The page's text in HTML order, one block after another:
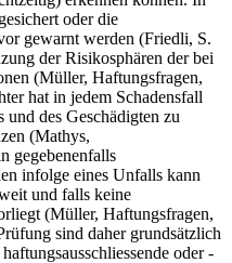
oder die
gewarnt werden (Friedli, S.
der Risikosphären der bei
(Müller, Haftungsfragen,
hat in jedem Schadensfall
und des Geschädigten zu
(Mathys,
gegebenenfalls
infolge eines Unfalls kann
und falls keine
(Müller, Haftungsfragen,
sind daher grundsätzlich
oder -